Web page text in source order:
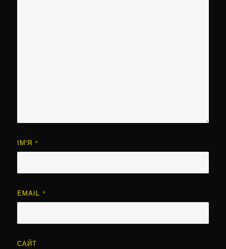
ІМ'Я *
EMAIL *
САЙТ